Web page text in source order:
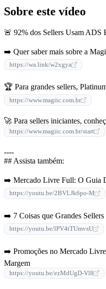
Sobre este vídeo
🚨 92% dos Sellers Usam ADS
➡️ Quer saber mais sobre a
https://wa.link/w2xgya
🏆 Para grandes sellers,
https://www.magiic.com.br
🚀 Para sellers iniciantes,
https://www.magiic.com.br/start
----
## Assista também:
➡️ Mercado Livre Full: O Guia
https://youtu.be/2BVLJk6po-M
➡️ 7 Coisas que Grandes
https://youtu.be/lPV4tTUmvsU
➡️ Promoções no Mercado
Margem
https://youtu.be/ezMdUgD-Vl8